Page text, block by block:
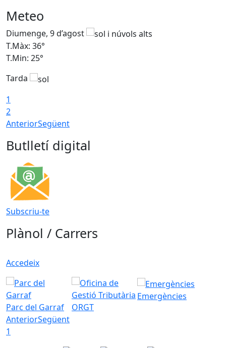
Meteo
Diumenge, 9 d’agost
T.Màx: 36°
T.Min: 25°
Tarda
1
2
AnteriorSegüent
Butlletí digital
Subscriu-te
Plànol / Carrers
Accedeix
Parc del Garraf ORGT
Emergències
AnteriorSegüent
1